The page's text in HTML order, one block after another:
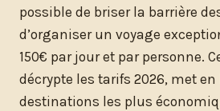
possible de briser la barrière
d’organiser un voyage
150€ par jour et par personne.
décrypte les tarifs 2026, met
destinations les plus